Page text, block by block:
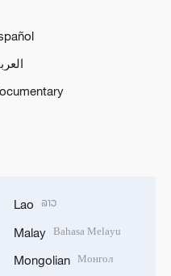
Lao ລາວ
Malay Bahasa Melayu
Mongolian Монгол